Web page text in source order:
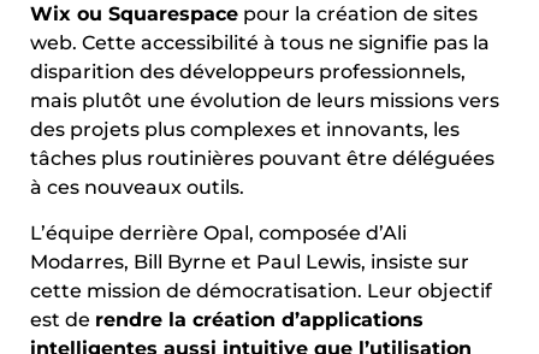
Wix ou Squarespace pour la création de sites
web. Cette accessibilité à tous ne signifie pas la
disparition des développeurs professionnels,
mais plutôt une évolution de leurs missions vers
des projets plus complexes et innovants, les
tâches plus routinières pouvant être déléguées
à ces nouveaux outils.
L’équipe derrière Opal, composée d’Ali
Modarres, Bill Byrne et Paul Lewis, insiste sur
cette mission de démocratisation. Leur objectif
est de rendre la création d’applications
intelligentes aussi intuitive que l’utilisation